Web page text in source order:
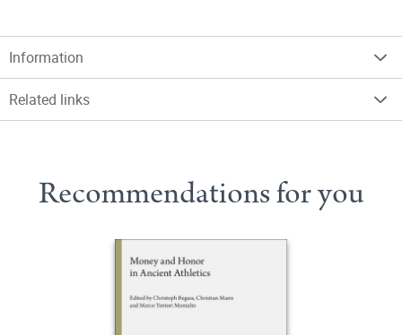
Information
Related links
Recommendations for you